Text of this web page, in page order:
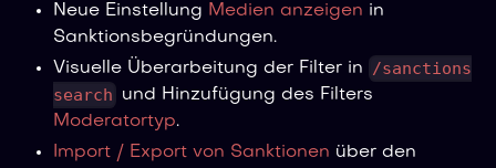
Neue Einstellung Medien anzeigen in
Sanktionsbegründungen.
Visuelle Überarbeitung der Filter in
/sanctions
search
und Hinzufügung des Filters
Moderatortyp.
Import / Export von Sanktionen über den